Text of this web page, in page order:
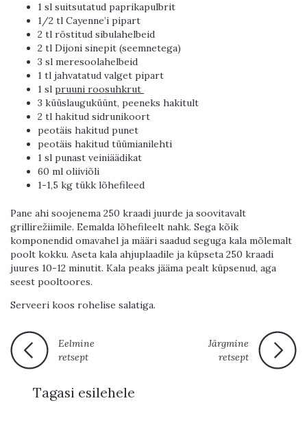
1 sl suitsutatud paprikapulbrit
1/2 tl Cayenne’i pipart
2 tl röstitud sibulahelbeid
2 tl Dijoni sinepit (seemnetega)
3 sl meresoolahelbeid
1 tl jahvatatud valget pipart
1 sl pruuni roosuhkrut
3 küüslauguküünt, peeneks hakitult
2 tl hakitud sidrunikoort
peotäis hakitud punet
peotäis hakitud tüümianilehti
1 sl punast veiniäädikat
60 ml oliiviõli
1-1,5 kg tükk lõhefileed
Pane ahi soojenema 250 kraadi juurde ja soovitavalt
grillirežiimile. Eemalda lõhefileelt nahk. Sega kõik
komponendid omavahel ja määri saadud seguga kala mõlemalt
poolt kokku. Aseta kala ahjuplaadile ja küpseta 250 kraadi
juures 10-12 minutit. Kala peaks jääma pealt küpsenud, aga
seest pooltoores.
Serveeri koos rohelise salatiga.
Eelmine
retsept
Järgmine
retsept
Tagasi esilehele